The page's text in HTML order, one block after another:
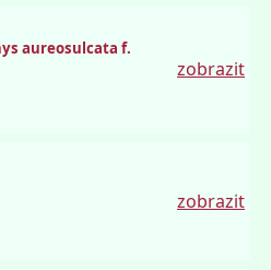
aureosulcata f.
zobrazit
zobrazit